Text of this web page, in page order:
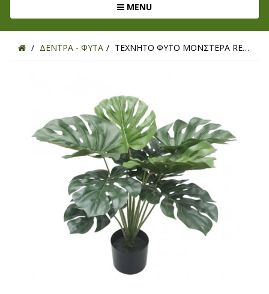
MENUToggle navigation
ΔΕΝΤΡΑ - ΦΥΤΑ ΤΕΧΝΗΤΟ ΦΥΤΟ ΜΟΝΣΤΕΡΑ REAL TOUCH 66ΕΚ.